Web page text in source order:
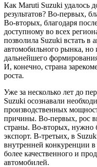
Как Maruti Suzuki удалось
результатов? Во-первых,
Во-вторых, благодаря
доступному во всех
позволила Suzuki встать в
автомобильного рынка, но
дальнейшего
И, конечно, страна
роста.
Уже за несколько лет до
Suzuki осознавали
производственных
причины. Во-первых, рос
страны. Во-вторых, нужно
экспорт. В-третьих, в
внутренней конкуренции
более качественного и
автомобилей.